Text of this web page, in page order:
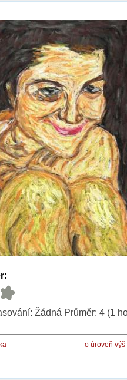
Žádná Průměr: 4 (1
o úroveň výš